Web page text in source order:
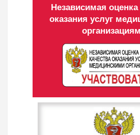
Независимая оценка
оказания услуг